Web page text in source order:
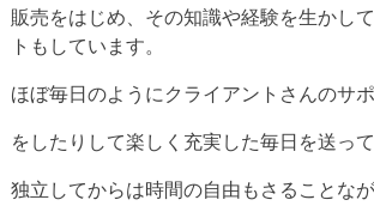
販売をはじめ、その知識や経験を生かし
トもしています。
ほぼ毎日のようにクライアントさんのサ
をしたりして楽しく充実した毎日を送って
独立してからは時間の自由もさることな